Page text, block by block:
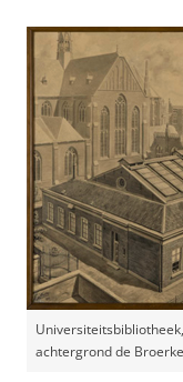
achtergrond de